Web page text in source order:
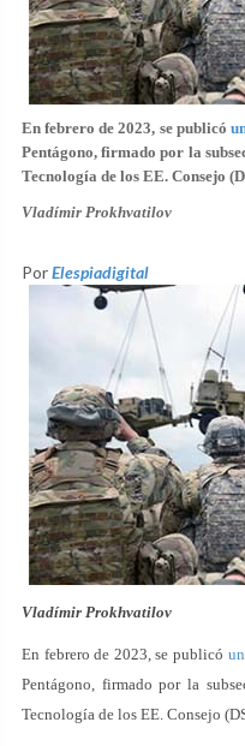
En febrero de 2023, se publicó
Pentágono, firmado por la
Tecnología de los EE. Consejo
Vladímir Prokhvatilov
PorElespiadigital
Vladímir Prokhvatilov
En febrero de 2023, se publicó
Pentágono, firmado por la
Tecnología de los EE. Consejo